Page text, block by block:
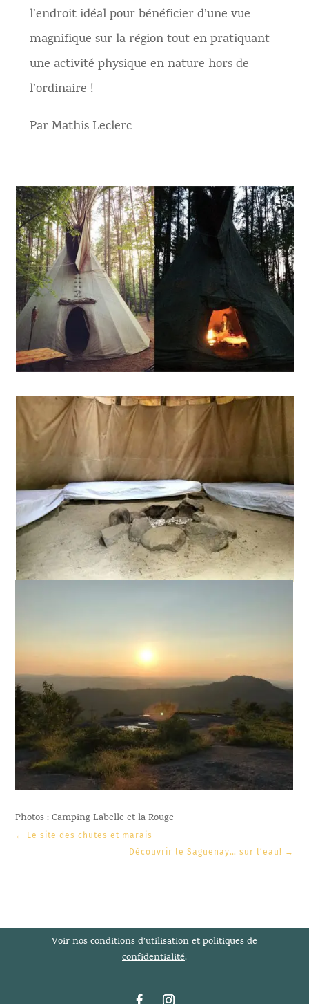
l’endroit idéal pour bénéficier d’une vue
magnifique sur la région tout en pratiquant
une activité physique en nature hors de
l’ordinaire !
Par Mathis Leclerc
Photos : Camping Labelle et la Rouge
← Le site des chutes et marais
Découvrir le Saguenay… sur l’eau! →
Voir nosconditions d’utilisationetpolitiques de
confidentialité.